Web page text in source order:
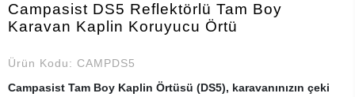
Campasist DS5 Reflektörlü Tam Boy
Karavan Kaplin Koruyucu Örtü
Ürün Kodu: CAMPDS5
Campasist Tam Boy Kaplin Örtüsü (DS5), karavanınızın çeki